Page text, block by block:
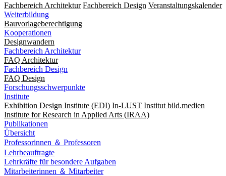
Fachbereich Architektur Fachbereich Design Veranstaltungskalender
Weiterbildung
Bauvorlageberechtigung
Kooperationen
Designwandern
Fachbereich Architektur
FAQ Architektur
Fachbereich Design
FAQ Design
Forschungsschwerpunkte
Institute
Exhibition Design Institute (EDI) In-LUST Institut bild.medien
Institute for Research in Applied Arts (IRAA)
Publikationen
Übersicht
Professorinnen ＆ Professoren
Lehrbeauftragte
Lehrkräfte für besondere Aufgaben
Mitarbeiterinnen ＆ Mitarbeiter